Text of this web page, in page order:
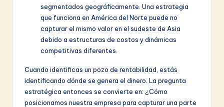
segmentados geográficamente. Una estrategia
que funciona en América del Norte puede no
capturar el mismo valor en el sudeste de Asia
debido a estructuras de costos y dinámicas
competitivas diferentes.
Cuando identificas un pozo de rentabilidad, estás
identificando dónde se genera el dinero. La pregunta
estratégica entonces se convierte en: ¿Cómo
posicionamos nuestra empresa para capturar una parte